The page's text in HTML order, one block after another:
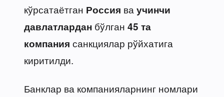
кўрсатаётган Россия ва учинчи
давлатлардан бўлган 45 та
компания санкциялар рўйхатига
киритилди.
Банклар ва компанияларнинг номлари